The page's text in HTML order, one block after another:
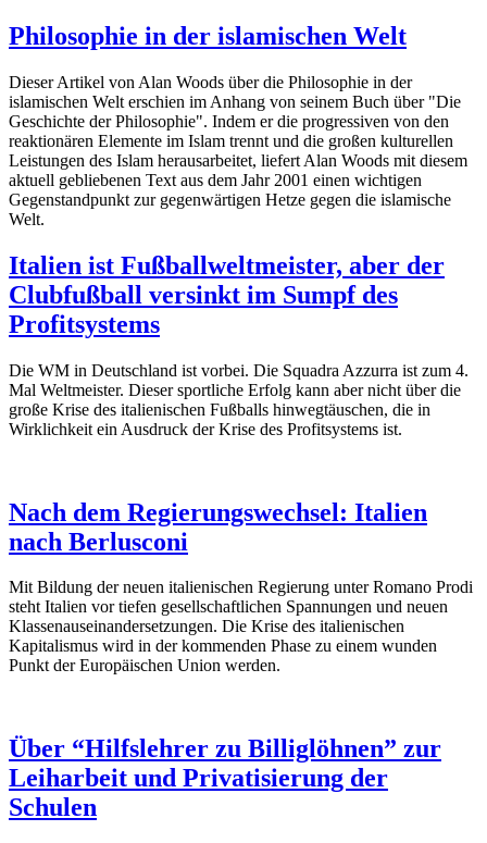
Philosophie in der islamischen Welt
Dieser Artikel von Alan Woods über die Philosophie in der
islamischen Welt erschien im Anhang von seinem Buch über "Die
Geschichte der Philosophie". Indem er die progressiven von den
reaktionären Elemente im Islam trennt und die großen kulturellen
Leistungen des Islam herausarbeitet, liefert Alan Woods mit diesem
aktuell gebliebenen Text aus dem Jahr 2001 einen wichtigen
Gegenstandpunkt zur gegenwärtigen Hetze gegen die islamische
Welt.
Italien ist Fußballweltmeister, aber der
Clubfußball versinkt im Sumpf des
Profitsystems
Die WM in Deutschland ist vorbei. Die Squadra Azzurra ist zum 4.
Mal Weltmeister. Dieser sportliche Erfolg kann aber nicht über die
große Krise des italienischen Fußballs hinwegtäuschen, die in
Wirklichkeit ein Ausdruck der Krise des Profitsystems ist.
Nach dem Regierungswechsel: Italien
nach Berlusconi
Mit Bildung der neuen italienischen Regierung unter Romano Prodi
steht Italien vor tiefen gesellschaftlichen Spannungen und neuen
Klassenauseinandersetzungen. Die Krise des italienischen
Kapitalismus wird in der kommenden Phase zu einem wunden
Punkt der Europäischen Union werden.
Über “Hilfslehrer zu Billiglöhnen” zur
Leiharbeit und Privatisierung der
Schulen